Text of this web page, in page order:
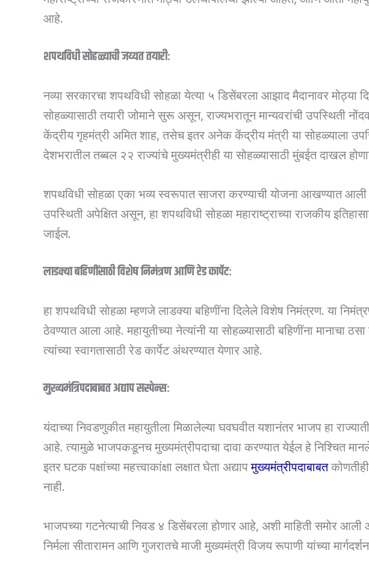
आहे.
शपथविधी सोहळ्याची जय्यत तयारी:
नव्या सरकारचा शपथविधी सोहळा येत्या ५ डिसेंबरला आझाद मैदानावर मोठ्या
सोहळ्यासाठी तयारी जोमाने सुरू असून, राज्यभरातून मान्यवरांची उपस्थिती
केंद्रीय गृहमंत्री अमित शाह, तसेच इतर अनेक केंद्रीय मंत्री या सोहळ्याला
देशभरातील तब्बल २२ राज्यांचे मुख्यमंत्रीही या सोहळ्यासाठी मुंबईत दाखल
शपथविधी सोहळा एका भव्य स्वरूपात साजरा करण्याची योजना आखण्यात
उपस्थिती अपेक्षित असून, हा शपथविधी सोहळा महाराष्ट्राच्या राजकीय
जाईल.
लाडक्या बहिणींसाठी विशेष निमंत्रण आणि रेड कार्पेट:
हा शपथविधी सोहळा म्हणजे लाडक्या बहिणींना दिलेले विशेष निमंत्रण. या
ठेवण्यात आला आहे. महायुतीच्या नेत्यांनी या सोहळ्यासाठी बहिणींना मानाचा
त्यांच्या स्वागतासाठी रेड कार्पेट अंथरण्यात येणार आहे.
मुख्यमंत्रिपदाबाबत अद्याप सस्पेन्स:
यंदाच्या निवडणुकीत महायुतीला मिळालेल्या घवघवीत यशानंतर भाजप हा
आहे. त्यामुळे भाजपकडूनच मुख्यमंत्रीपदाचा दावा करण्यात येईल हे निश्चित
इतर घटक पक्षांच्या महत्त्वाकांक्षा लक्षात घेता अद्यापमुख्यमंत्रीपदाबाबत
नाही.
भाजपच्या गटनेत्याची निवड ४ डिसेंबरला होणार आहे, अशी माहिती समोर
निर्मला सीतारामन आणि गुजरातचे माजी मुख्यमंत्री विजय रूपाणी यांच्या